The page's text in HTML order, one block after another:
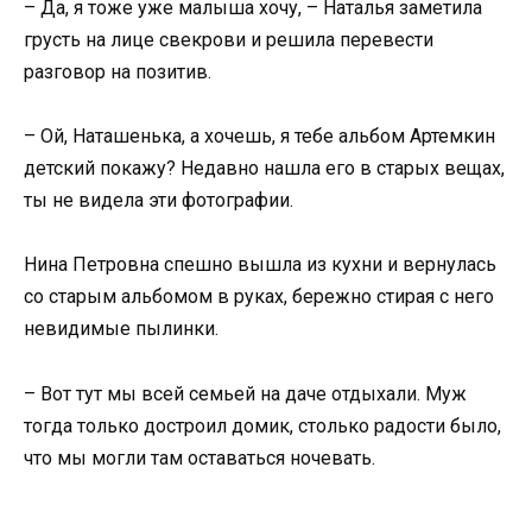
– Да, я тоже уже малыша хочу, – Наталья заметила
грусть на лице свекрови и решила перевести
разговор на позитив.
– Ой, Наташенька, а хочешь, я тебе альбом Артемкин
детский покажу? Недавно нашла его в старых вещах,
ты не видела эти фотографии.
Нина Петровна спешно вышла из кухни и вернулась
со старым альбомом в руках, бережно стирая с него
невидимые пылинки.
– Вот тут мы всей семьей на даче отдыхали. Муж
тогда только достроил домик, столько радости было,
что мы могли там оставаться ночевать.